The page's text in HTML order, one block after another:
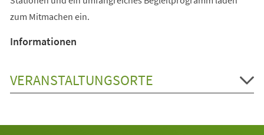
zum Mitmachen ein.
Informationen
VERANSTALTUNGSORTE